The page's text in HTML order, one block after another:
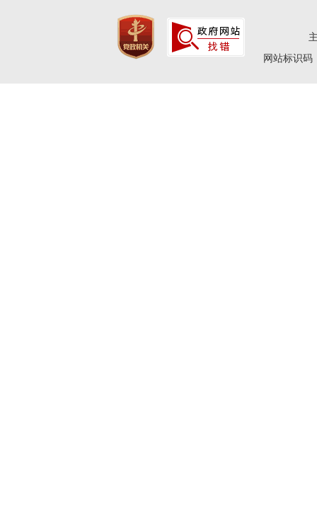
网站标识